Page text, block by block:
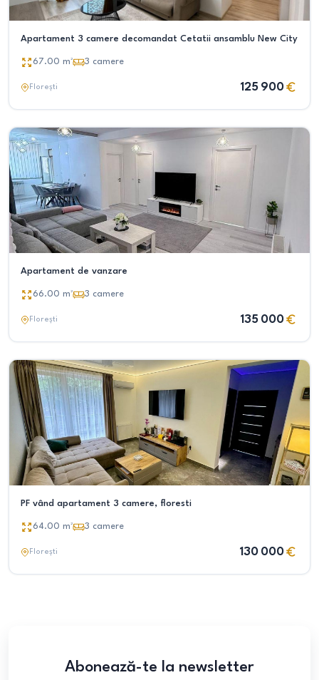
Apartament 3 camere decomandat Cetatii ansamblu New City
67.00 m² 3 camere
Florești 125 900
Apartament de vanzare
66.00 m² 3 camere
Florești 135 000
PF vând apartament 3 camere, floresti
64.00 m² 3 camere
Florești 130 000
Abonează-te la newsletter